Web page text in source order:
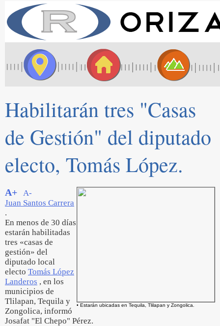
Habilitarán tres "Casas
de Gestión" del diputado
electo, Tomás López.
• Estarán ubicadas en Tequila, Tlilapan y Zongolica.
A+
A-
Juan Santos Carrera
.
En menos de 30 días
estarán habilitadas
tres «casas de
gestión» del
diputado local
electo Tomás López
Landeros , en los
municipios de
Tlilapan, Tequila y
Zongolica, informó
Josafat "El Chepo" Pérez.